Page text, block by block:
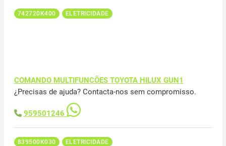
742720K400 ELETRICIDADE
COMANDO MULTIFUNCÕES TOYOTA HILUX GUN1
¿Precisas de ajuda? Contacta-nos sem compromisso.
959501246
839500K030 ELETRICIDADE